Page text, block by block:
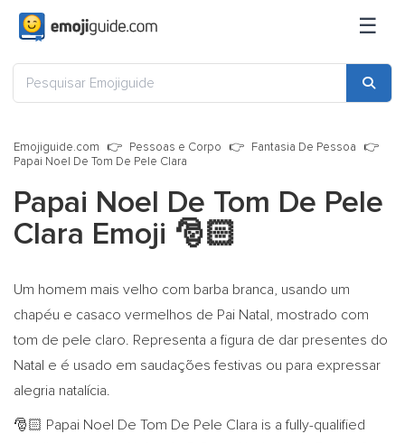
☰
Emojiguide.com Pessoas e Corpo
Fantasia De Pessoa
Papai Noel De Tom De Pele Clara
Papai Noel De Tom De Pele
Clara Emoji 🎅🏻
Um homem mais velho com barba branca, usando um
chapéu e casaco vermelhos de Pai Natal, mostrado com
tom de pele claro. Representa a figura de dar presentes do
Natal e é usado em saudações festivas ou para expressar
alegria natalícia.
🎅🏻 Papai Noel De Tom De Pele Clara is a fully-qualified